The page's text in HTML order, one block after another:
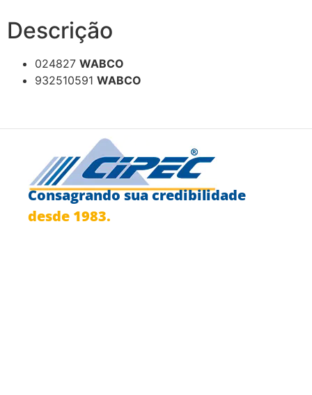
Descrição
024827 WABCO
932510591 WABCO
Consagrando sua credibilidade
desde 1983.